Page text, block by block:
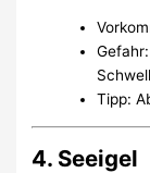
Tipp:
4. Seeigel